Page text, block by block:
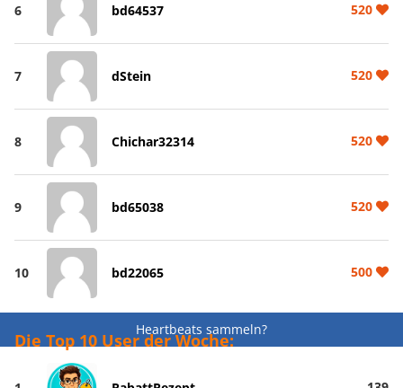
6 bd64537 520
7 dStein 520
8 Chichar32314 520
9 bd65038 520
10 bd22065 500
Heartbeats sammeln?
Die Top 10 User der Woche: